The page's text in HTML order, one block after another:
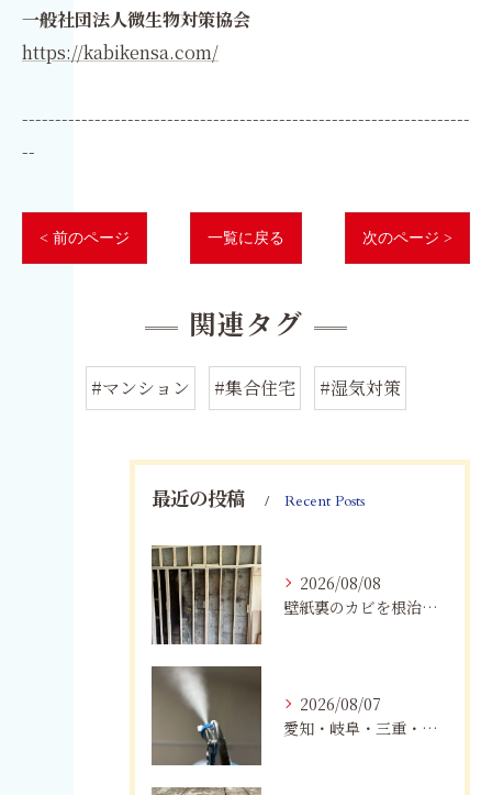
一般社団法人微生物対策協会
https://kabikensa.com/
--------------------------------------------------------------------
--
< 前のページ 一覧に戻る 次のページ >
関連タグ
#マンション #集合住宅 #湿気対策
最近の投稿 Recent Posts
2026/08/08
壁紙裏のカビを根治！下地交換と防カビリフォームの重要性
2026/08/07
愛知・岐阜・三重・静岡でカビアレルギーにお悩みの方へ｜MIST工法®による安全なカビ対策と健康な住まいづくり